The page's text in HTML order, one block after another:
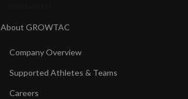
About GROWTAC
Company Overview
Supported Athletes & Teams
Careers